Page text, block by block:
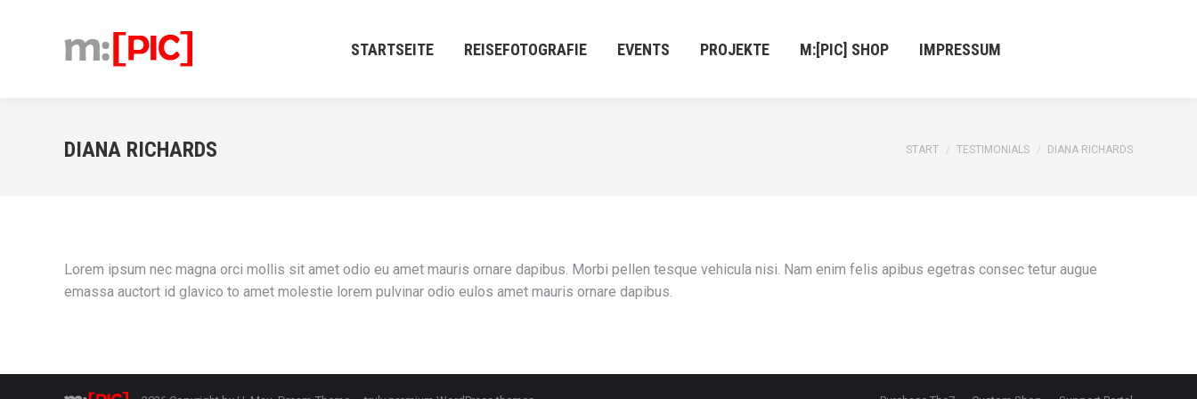
STARTSEITE REISEFOTOGRAFIE EVENTS PROJEKTE M:[PIC] SHOP IMPRESSUM
DIANA RICHARDS Sie befinden sich hier:
START TESTIMONIALS DIANA RICHARDS
Lorem ipsum nec magna orci mollis sit amet odio eu amet mauris ornare dapibus. Morbi pellen tesque vehicula nisi. Nam enim felis apibus egetras consec tetur augue
emassa auctort id glavico to amet molestie lorem pulvinar odio eulos amet mauris ornare dapibus.